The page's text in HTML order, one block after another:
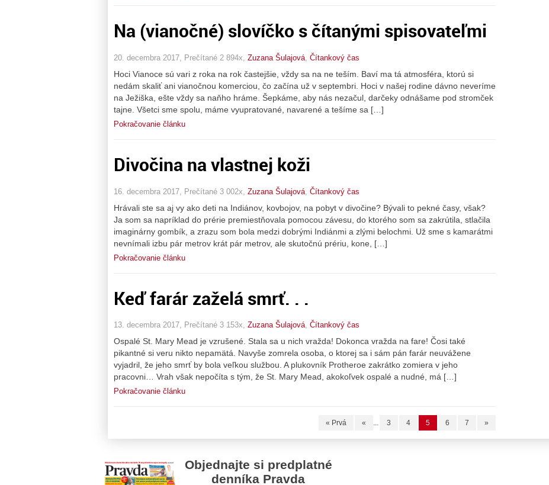
Na (vianočné) slovíčko s čítanými spisovateľmi
20. decembra 2017, Prečítané 2 894x, Zuzana Šulajová Čítankový čas
Hoci Vianoce sú vari z roka na rok častejšie, vždy sa na ne teším. Baví ma tá atmosféra, ktorú si
nedám skaliť ani vianočnou komerciou, čo začína už v septembri. Hoci v našej rodine dávno neveríme
na Ježiška, ešte vždy sa naňho hráme. Šepkáme, aby nás nezačul, darčeky odnášame pod stromček
tajne. Všetci sme spolu, máme vyupratované, navarené a tešíme sa […]
Pokračovanie článku
Divočina na vlastnej koži
16. decembra 2017, Prečítané 3 002x, Zuzana Šulajová Čítankový čas
Hrávali ste sa aj vy ako deti na Indiánov, kovbojov, na pobyt v divočine? Bývali to pekné časy, však?
Ja som sa napríklad do prérie premiestňovala pomocou závesu, do ktorého som sa zakrútila, stlačila
imaginárny gombík, a zrazu som bola medzi dobrými Indiánmi a zlými belochmi. Už sme s kamarátmi
nevnímali izbu pár metrov krát pár metrov, ale skutočnú prériu, kone, […]
Pokračovanie článku
Keď farár zaželá smrť. . .
13. decembra 2017, Prečítané 3 153x, Zuzana Šulajová, Čítankový čas
Ospalé St. Mary Mead je vzrušené. Stala sa u nich vražda! Dokonca vražda na fare! Čosi také
pikantné si veru nikto nepamätá. Navyše zomrela osoba, o ktorej sa i sám pán farár neuvážene
vyjadril, že jeho smrť by bola veľkou službou. A plukovník Protheroe zakrátko zomiera v jeho
pracovni… Vrah však nepočíta s tým, že St. Mary Mead, akokoľvek ospalé a nudné, má […]
Pokračovanie článku
« Prvá « ... 3 4 5 6 7 »
Objednajte si predplatné
denníka Pravda